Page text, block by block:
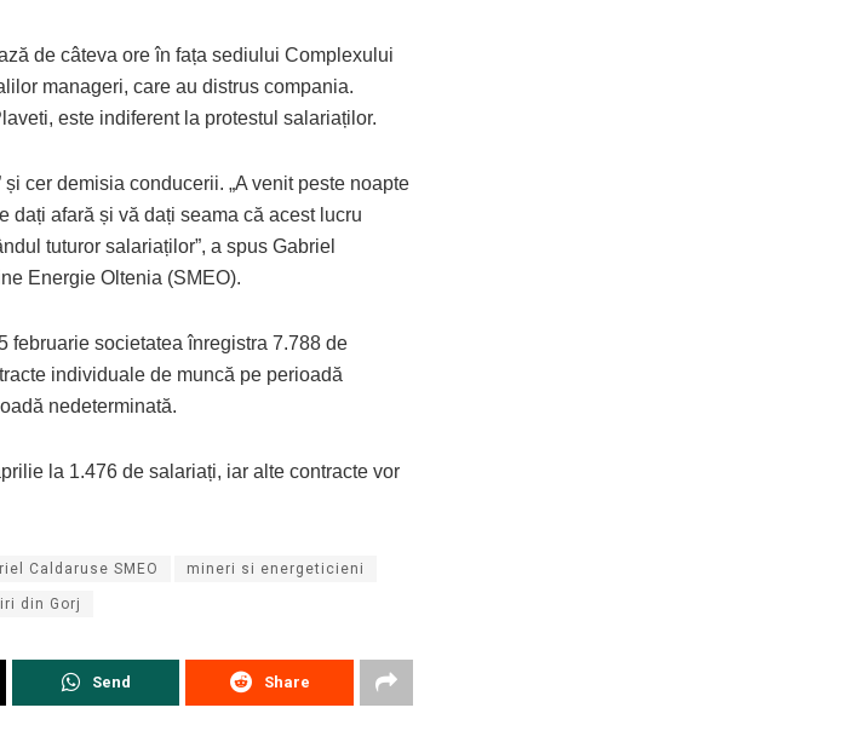
de câteva ore în fața sediului Complexului
manageri, care au distrus compania.
este indiferent la protestul salariaților.
cer demisia conducerii. „A venit peste noapte
dați afară și vă dați seama că acest lucru
tuturor salariaților”, a spus Gabriel
Energie Oltenia (SMEO).
februarie societatea înregistra 7.788 de
individuale de muncă pe perioadă
nedeterminată.
la 1.476 de salariați, iar alte contracte vor
Caldaruse SMEO mineri si energeticieni
din Gorj
Send Share